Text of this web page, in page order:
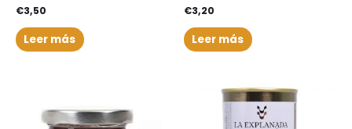
€3,50
Leer más
€3,20
Leer más